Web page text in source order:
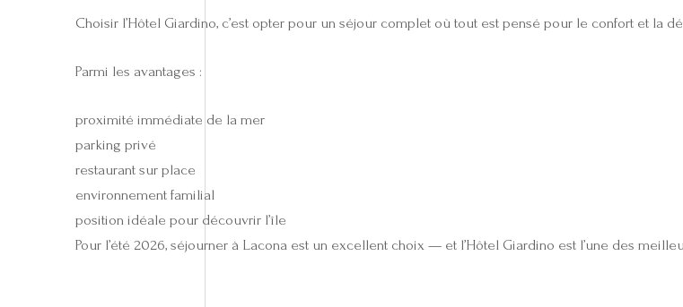
Choisir l’Hôtel Giardino, c’est opter pour un séjour complet où tout est pensé pour le confort et la
Parmi les avantages :
proximité immédiate de la mer
parking privé
restaurant sur place
environnement familial
position idéale pour découvrir l’île
Pour l’été 2026, séjourner à Lacona est un excellent choix — et l’Hôtel Giardino est l’une des